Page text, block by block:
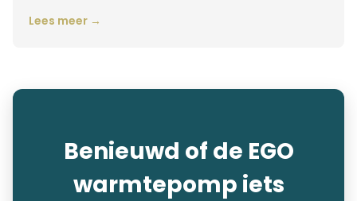
Lees meer →
Benieuwd of de EGO
warmtepomp iets